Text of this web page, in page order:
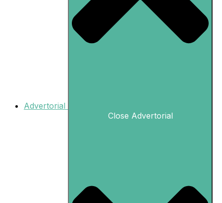
Advertorial
Close Advertorial